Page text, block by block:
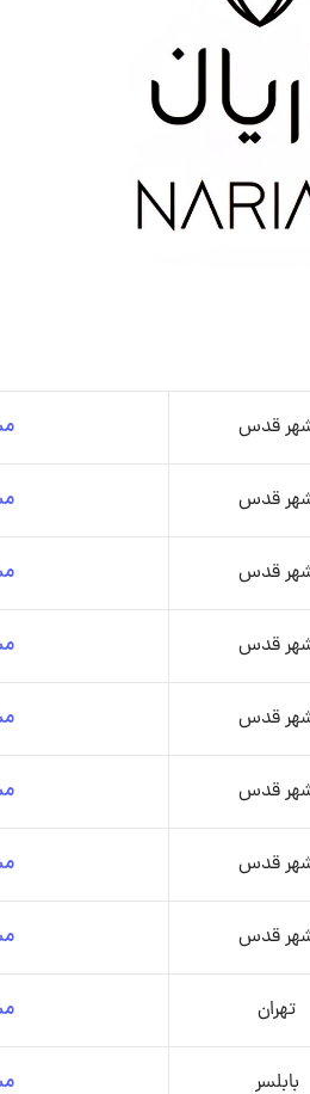
قدس
قدس
قدس
قدس
قدس
قدس
قدس
قدس
تهران
بابلسر